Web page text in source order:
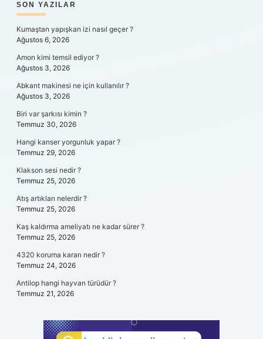
SIDEBAR
SON YAZILAR
Kumaştan yapışkan izi nasıl geçer ?
Ağustos 6, 2026
Amon kimi temsil ediyor ?
Ağustos 3, 2026
Abkant makinesi ne için kullanılır ?
Ağustos 3, 2026
Biri var şarkısı kimin ?
Temmuz 30, 2026
Hangi kanser yorgunluk yapar ?
Temmuz 29, 2026
Klakson sesi nedir ?
Temmuz 25, 2026
Atış artıkları nelerdir ?
Temmuz 25, 2026
Kaş kaldırma ameliyatı ne kadar sürer ?
Temmuz 25, 2026
4320 koruma kararı nedir ?
Temmuz 24, 2026
Antilop hangi hayvan türüdür ?
Temmuz 21, 2026